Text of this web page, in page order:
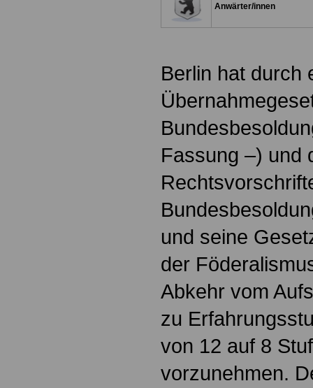
Anwärter/innen
Berlin hat durch
Fassung –) und
und seine
der
Abkehr vom
zu
von 12 auf 8
vorzunehmen.